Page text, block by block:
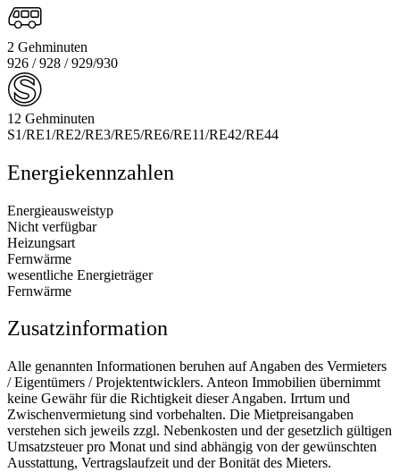
2 Gehminuten
926 / 928 / 929/930
12 Gehminuten
S1/RE1/RE2/RE3/RE5/RE6/RE11/RE42/RE44
Energiekennzahlen
Energieausweistyp
Nicht verfügbar
Heizungsart
Fernwärme
wesentliche Energieträger
Fernwärme
Zusatzinformation
Alle genannten Informationen beruhen auf Angaben des Vermieters
/ Eigentümers / Projektentwicklers. Anteon Immobilien übernimmt
keine Gewähr für die Richtigkeit dieser Angaben. Irrtum und
Zwischenvermietung sind vorbehalten. Die Mietpreisangaben
verstehen sich jeweils zzgl. Nebenkosten und der gesetzlich gültigen
Umsatzsteuer pro Monat und sind abhängig von der gewünschten
Ausstattung, Vertragslaufzeit und der Bonität des Mieters.